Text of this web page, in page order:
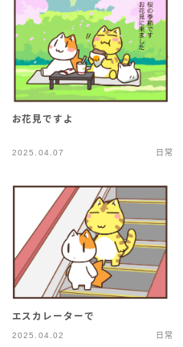
お花見ですよ
2025.04.07 日常
エスカレーターで
2025.04.02 日常